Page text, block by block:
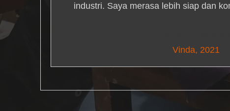
industri. Saya merasa lebih siap dan
Vinda, 2021